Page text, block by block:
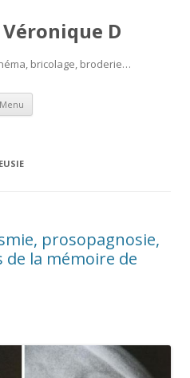
D
bricolage, broderie…
Menu Aller
contenu
prosopagnosie,
de la mémoire de